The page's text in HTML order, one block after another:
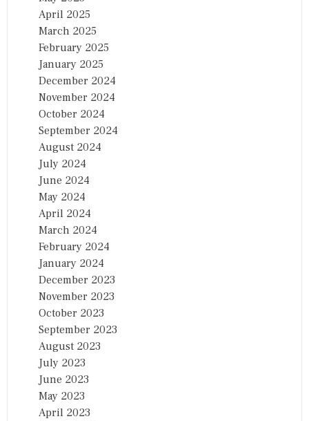
April 2025
March 2025
February 2025
January 2025
December 2024
November 2024
October 2024
September 2024
August 2024
July 2024
June 2024
May 2024
April 2024
March 2024
February 2024
January 2024
December 2023
November 2023
October 2023
September 2023
August 2023
July 2023
June 2023
May 2023
April 2023